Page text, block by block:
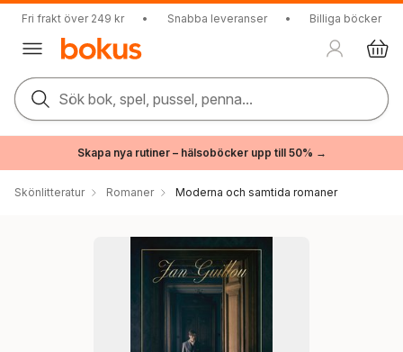
Fri frakt över 249 kr • Snabba leveranser • Billiga böcker
Sök bok, spel, pussel, penna...
Skapa nya rutiner – hälsoböcker upp till 50% →
Skönlitteratur Romaner Moderna och samtida romaner